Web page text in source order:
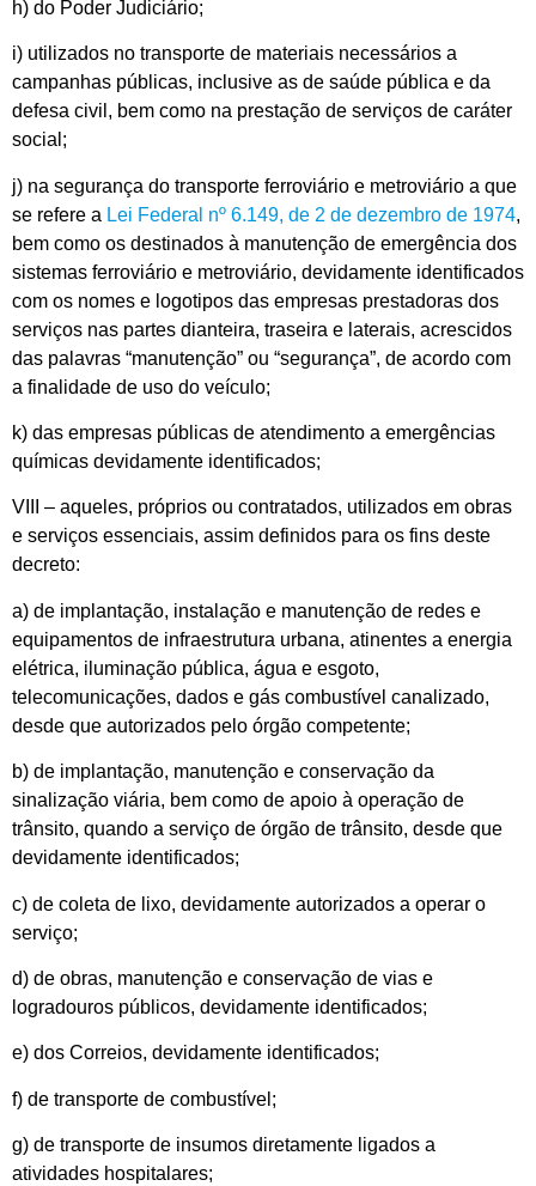
h) do Poder Judiciário;
i) utilizados no transporte de materiais necessários a
campanhas públicas, inclusive as de saúde pública e da
defesa civil, bem como na prestação de serviços de caráter
social;
j) na segurança do transporte ferroviário e metroviário a que
se refere a Lei Federal nº 6.149, de 2 de dezembro de 1974,
bem como os destinados à manutenção de emergência dos
sistemas ferroviário e metroviário, devidamente identificados
com os nomes e logotipos das empresas prestadoras dos
serviços nas partes dianteira, traseira e laterais, acrescidos
das palavras “manutenção” ou “segurança”, de acordo com
a finalidade de uso do veículo;
k) das empresas públicas de atendimento a emergências
químicas devidamente identificados;
VIII – aqueles, próprios ou contratados, utilizados em obras
e serviços essenciais, assim definidos para os fins deste
decreto:
a) de implantação, instalação e manutenção de redes e
equipamentos de infraestrutura urbana, atinentes a energia
elétrica, iluminação pública, água e esgoto,
telecomunicações, dados e gás combustível canalizado,
desde que autorizados pelo órgão competente;
b) de implantação, manutenção e conservação da
sinalização viária, bem como de apoio à operação de
trânsito, quando a serviço de órgão de trânsito, desde que
devidamente identificados;
c) de coleta de lixo, devidamente autorizados a operar o
serviço;
d) de obras, manutenção e conservação de vias e
logradouros públicos, devidamente identificados;
e) dos Correios, devidamente identificados;
f) de transporte de combustível;
g) de transporte de insumos diretamente ligados a
atividades hospitalares;